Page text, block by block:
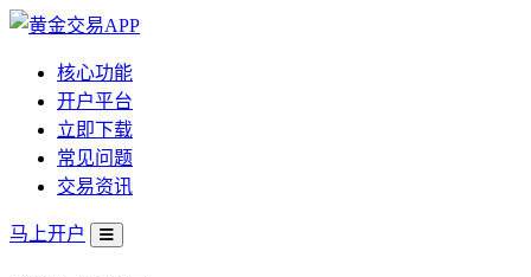
核心功能
开户平台
立即下载
常见问题
交易资讯
马上开户